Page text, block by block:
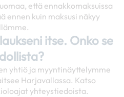
että ennakkomaksuissa
ennen kuin maksusi näkyy
itse. Onko se
yhtiö ja myyntinäyttelymme
Harjavallassa. Katso
yhteystiedoista.